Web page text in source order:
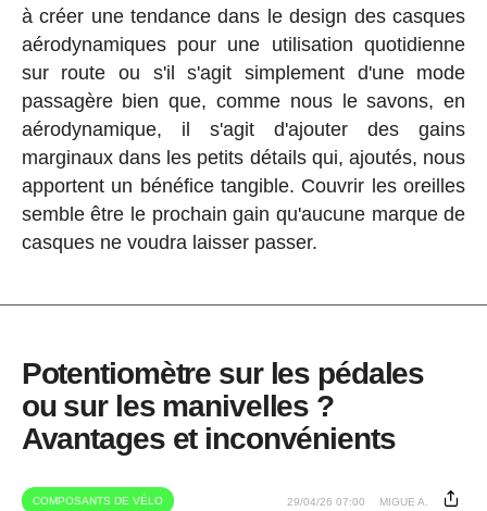
à créer une tendance dans le design des casques
aérodynamiques pour une utilisation quotidienne
sur route ou s'il s'agit simplement d'une mode
passagère bien que, comme nous le savons, en
aérodynamique, il s'agit d'ajouter des gains
marginaux dans les petits détails qui, ajoutés, nous
apportent un bénéfice tangible. Couvrir les oreilles
semble être le prochain gain qu'aucune marque de
casques ne voudra laisser passer.
Potentiomètre sur les pédales
ou sur les manivelles ?
Avantages et inconvénients
COMPOSANTS DE VÉLO 29/04/26 07:00 MIGUE A.